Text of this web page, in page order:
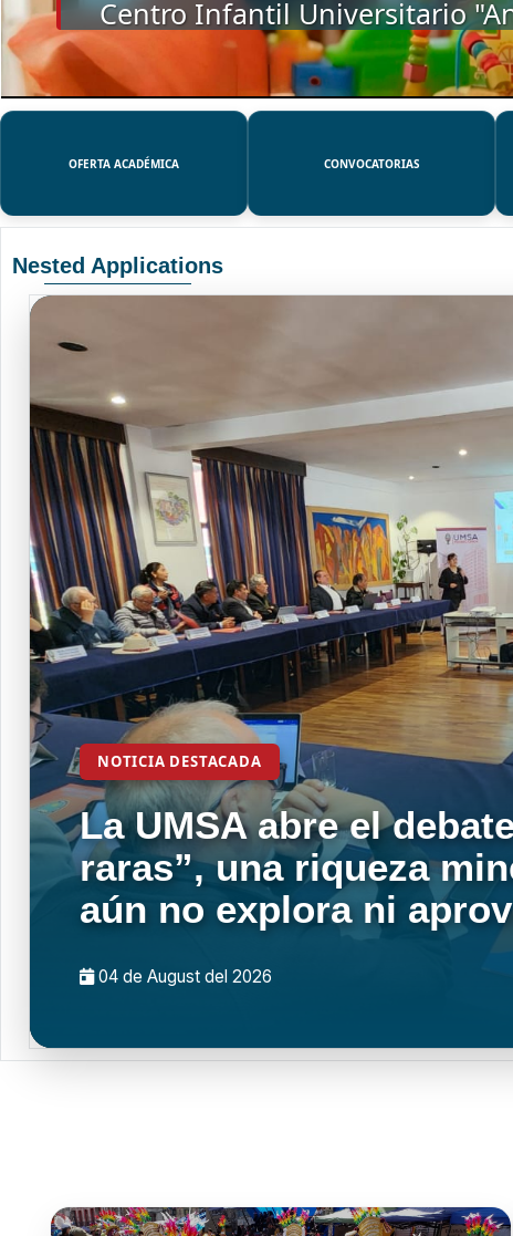
SSUE
OFERTA ACADÉMICA CONVOCATORIAS
Nested Applications
NOTICIA DESTACADA
La UMSA abre el
raras”, una riqueza
aún no explora ni
04 de August del 2026